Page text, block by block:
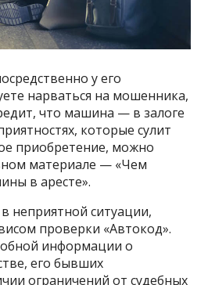
у его
нарваться на мошенника,
что машина — в залоге
которые сулит
приобретение, можно
материале — «Чем
в аресте».
неприятной ситуации,
проверки «Автокод».
информации о
его бывших
ограничений от судебных